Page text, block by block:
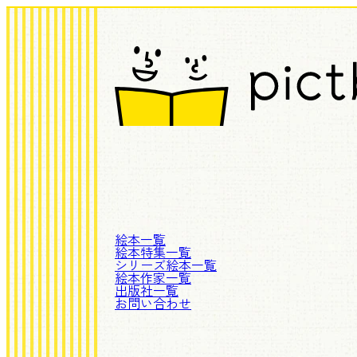
絵本一覧
絵本特集一覧
シリーズ絵本一覧
絵本作家一覧
出版社一覧
お問い合わせ